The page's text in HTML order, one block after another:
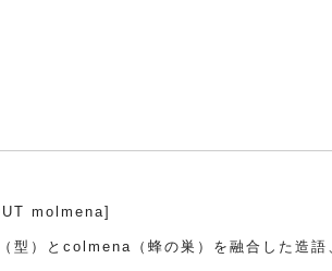
molmena]
型）とcolmena（蜂の巣）を融合した造語